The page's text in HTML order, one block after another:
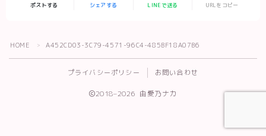
Follow Me
ポストする シェアする LINEで送る URLをコピー
HOME ＞ A452CD03-3C79-4571-96C4-485BF18A07B6
プライバシーポリシー お問い合わせ
2018–2026 由愛乃ナカ